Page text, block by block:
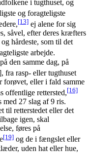
i tugthuset, og
og foragteligste
[13] ej alene for sig
såvel, efter deres kræfters
hårdeste, som til det
arbejde.
den samme dag, på
rasp- eller tugthuset
forøvet, eller i fald samme
offentlige rettersted,[16]
med 27 slag af 9 ris.
til retterstedet eller det
igen, skal
føres på
[19] og de i fængslet eller
uden hat eller hue,